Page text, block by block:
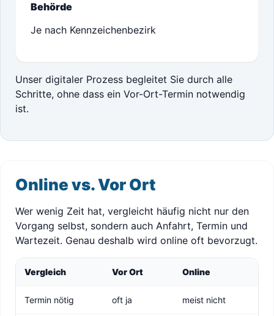
Behörde
Je nach Kennzeichenbezirk
Unser digitaler Prozess begleitet Sie durch alle
Schritte, ohne dass ein Vor-Ort-Termin notwendig
ist.
Online vs. Vor Ort
Wer wenig Zeit hat, vergleicht häufig nicht nur den
Vorgang selbst, sondern auch Anfahrt, Termin und
Wartezeit. Genau deshalb wird online oft bevorzugt.
Vergleich Vor Ort Online
Termin nötig oft ja meist nicht